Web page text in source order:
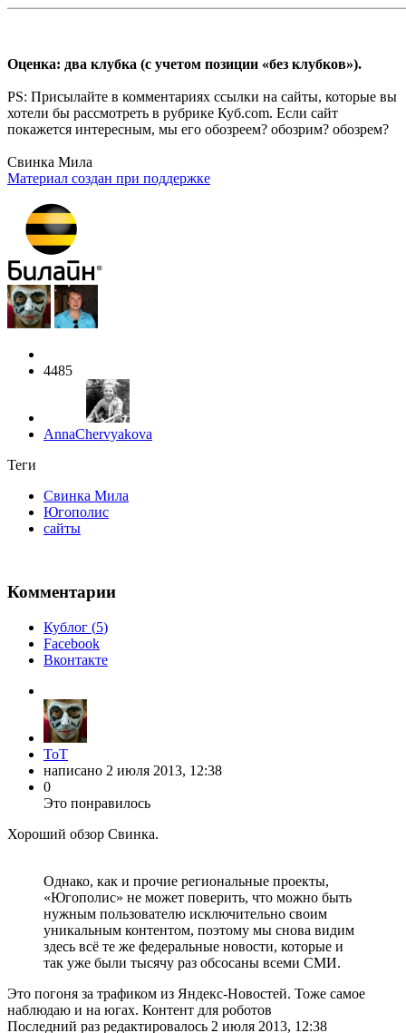
Оценка: два клубка (с учетом позиции «без клубков»).
PS: Присылайте в комментариях ссылки на сайты, которые вы
хотели бы рассмотреть в рубрике Куб.com. Если сайт
покажется интересным, мы его обозреем? обозрим? обозрем?
Свинка Мила
Материал создан при поддержке
4485
AnnaChervyakova
Теги
Свинка Мила
Югополис
сайты
Комментарии
Кублог (5)
Facebook
Вконтакте
ToT
написано 2 июля 2013, 12:38
0
Это понравилось
Хороший обзор Свинка.
Однако, как и прочие региональные проекты,
«Югополис» не может поверить, что можно быть
нужным пользователю исключительно своим
уникальным контентом, поэтому мы снова видим
здесь всё те же федеральные новости, которые и
так уже были тысячу раз обсосаны всеми СМИ.
Это погоня за трафиком из Яндекс-Новостей. Тоже самое
наблюдаю и на югах. Контент для роботов
Последний раз редактировалось 2 июля 2013, 12:38